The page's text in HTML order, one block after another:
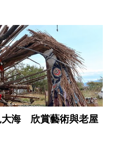
大海 欣賞藝術與老屋